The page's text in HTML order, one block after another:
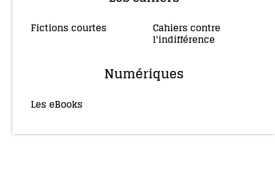
Fictions courtes Cahiers contre
l'indifférence
Numériques
Les eBooks